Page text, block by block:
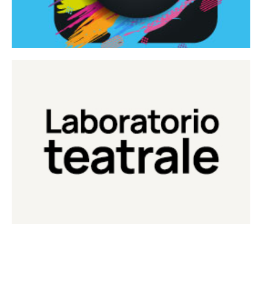
Laboratorio Teatrale
Laboratorio di teatro del Teatro Eduardo de Filippo
Continua